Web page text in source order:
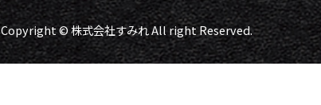
Copyright © 株式会社すみれ All right Reserved.